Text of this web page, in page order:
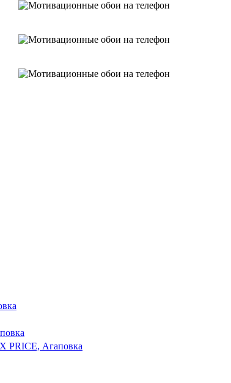
PRICE, Агаповка